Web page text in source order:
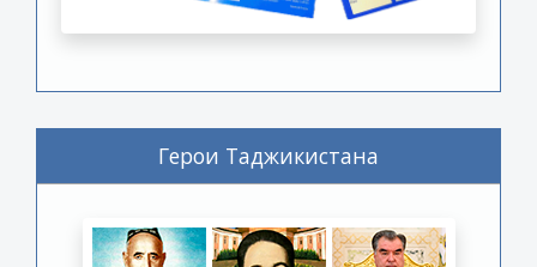
Герои Таджикистана